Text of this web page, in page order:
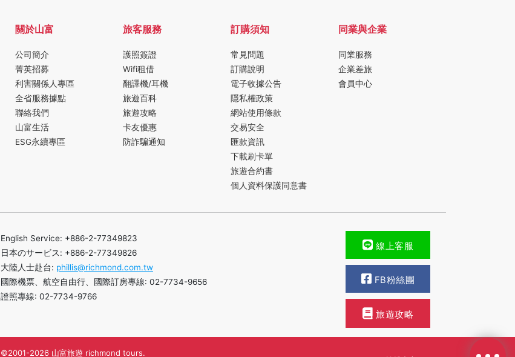
關於山富
公司簡介
菁英招募
利害關係人專區
全省服務據點
聯絡我們
山富生活
ESG永續專區
旅客服務
護照簽證
Wifi租借
翻譯機/耳機
旅遊百科
旅遊攻略
卡友優惠
防詐騙通知
訂購須知
常見問題
訂購說明
電子收據公告
隱私權政策
網站使用條款
交易安全
匯款資訊
下載刷卡單
旅遊合約書
個人資料保護同意書
同業與企業
同業服務
企業差旅
會員中心
English Service: +886-2-77349823
日本のサービス: +886-2-77349826
大陸人士赴台: phillis@richmond.com.tw
國際機票、航空自由行、國際訂房專線: 02-7734-9656
證照專線: 02-7734-9766
線上客服
FB粉絲團
旅遊攻略
©2001-2026 山富旅遊 richmond tours.